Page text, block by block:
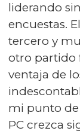
liderando
encuestas.
tercero y
otro partido
ventaja de
mi punto de
PC crezca